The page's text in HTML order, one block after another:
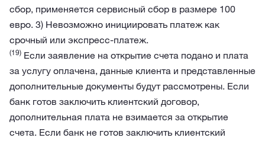
сбор, применяется сервисный сбор в размере 100
евро. 3) Невозможно инициировать платеж как
срочный или экспресс-платеж.
(19) Если заявление на открытие счета подано и плата
за услугу оплачена, данные клиента и представленные
дополнительные документы будут рассмотрены. Если
банк готов заключить клиентский договор,
дополнительная плата не взимается за открытие
счета. Если банк не готов заключить клиентский